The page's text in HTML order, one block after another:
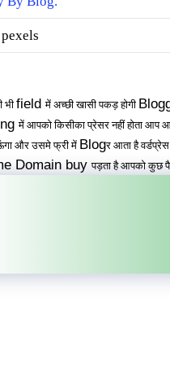
भी fieldमें अच्छी खासी पकड़ होगी
में आपको किसीका प्रेसर नहीं होता
और उसमे फ्री में Blogर आता है
Domain buyपड़ता है आपको कुछ